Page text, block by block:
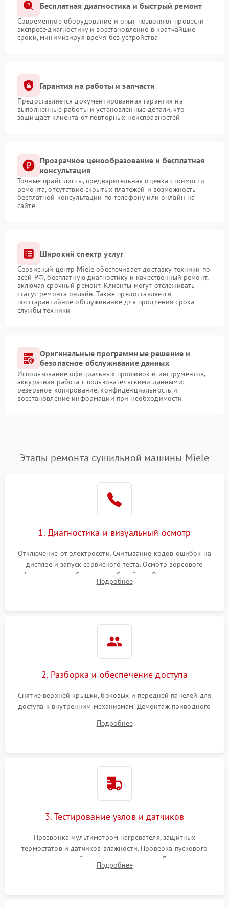
Бесплатная диагностика и быстрый ремонт
Современное оборудование и опыт позволяют провести
экспресс-диагностику и восстановление в кратчайшие
сроки, минимизируя время без устройства
Гарантия на работы и запчасти
Предоставляется документированная гарантия на
выполненные работы и установленные детали, что
защищает клиента от повторных неисправностей
Прозрачное ценообразование и бесплатная
консультация
Точные прайс-листы, предварительная оценка стоимости
ремонта, отсутствие скрытых платежей и возможность
бесплатной консультации по телефону или онлайн на
сайте
Широкий спектр услуг
Сервисный центр Miele обеспечивает доставку техники по
всей РФ, бесплатную диагностику и качественный ремонт,
включая срочный ремонт. Клиенты могут отслеживать
статус ремонта онлайн. Также предоставляется
постгарантийное обслуживание для продления срока
службы техники
Оригинальные программные решение и
безопасное обслуживание данных
Использование официальных прошивок и инструментов,
аккуратная работа с пользовательскими данными:
резервное копирование, конфиденциальность и
восстановление информации при необходимости
Этапы ремонта сушильной машины Miele
1. Диагностика и визуальный осмотр
Отключение от электросети. Считывание кодов ошибок на
дисплее и запуск сервисного теста. Осмотр ворсового
фильтра, теплообменника и барабана. Опрос клиента о
неисправностях (не сушит, не крутит барабан, сильно шумит
Подробнее
2. Разборка и обеспечение доступа
Снятие верхней крышки, боковых и передней панелей для
доступа к внутренним механизмам. Демонтаж приводного
Обеспечение свободного доступа к ТЭНу, компрессору,
Подробнее
3. Тестирование узлов и датчиков
Прозвонка мультиметром нагревателя, защитных
термостатов и датчиков влажности. Проверка пускового
конденсатора, обмоток мотора и помпы. Для машин с
тепловым насосом — диагностика работы компрессора и
Подробнее